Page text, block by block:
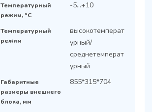
Температурный
режим, °C
-5...+10
Температурный
режим
высокотемперат
урный/
среднетемперат
урный
Габаритные
размеры внешнего
блока, мм
855*315*704